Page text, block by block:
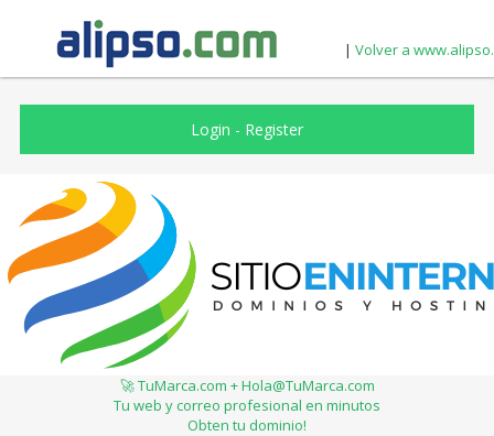
| Volver a
Login - Register
🚀 TuMarca.com + Hola@TuMarca.com
Tu web y correo profesional en minutos
Obten tu dominio!